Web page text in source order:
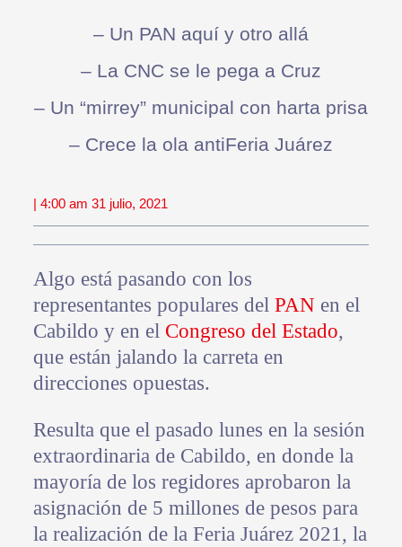
– Un PAN aquí y otro allá
– La CNC se le pega a Cruz
– Un “mirrey” municipal con harta prisa
– Crece la ola antiFeria Juárez
| 4:00 am 31 julio, 2021
Algo está pasando con los
representantes populares del PAN en el
Cabildo y en el Congreso del Estado,
que están jalando la carreta en
direcciones opuestas.
Resulta que el pasado lunes en la sesión
extraordinaria de Cabildo, en donde la
mayoría de los regidores aprobaron la
asignación de 5 millones de pesos para
la realización de la Feria Juárez 2021, la